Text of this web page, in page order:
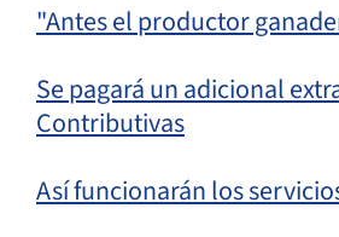
"Antes el productor
Se pagará un adicional
Contributivas
Así funcionarán los